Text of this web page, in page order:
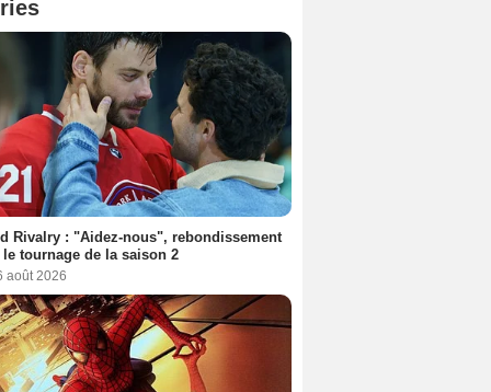
Rivalry : "Aidez-nous", rebondissement
le tournage de la saison 2
août 2026